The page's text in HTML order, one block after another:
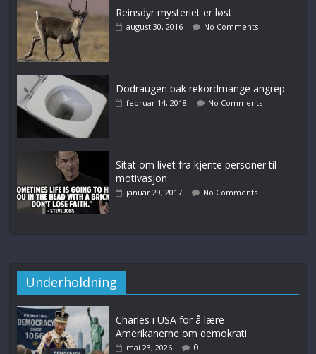
Reinsdyr mysteriet er løst
august 30, 2016 No Comments
Dodraugen bak rekordmange angrep
februar 14, 2018 No Comments
Sitat om livet fra kjente personer til
motivasjon
januar 29, 2017 No Comments
Underholdning
Charles i USA for å lære
Amerikanerne om demokrati
mai 23, 2026 0